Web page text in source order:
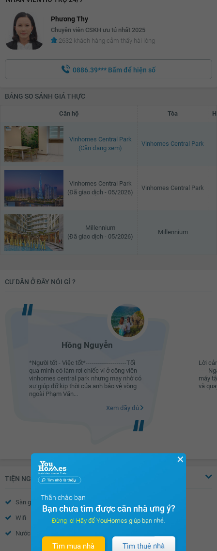
Phương Thy
Chuyên viên CSKH ưu tú nhất 2025
2632 khách hàng cảm thấy hài lòng
0886.39*** Bấm để hiện số
BẢNG SO SÁNH GIÁ THỰC
Căn hộ Tòa
Vinhomes Central Park
(Căn đang xem)
Vinhomes Central Park
Vinhomes Central Park
(Đã giao dịch - 05/2026)
Vinhomes Central Park
Millennium
(Đã giao dịch - 05/2026)
Millennium
CƯ DÂN Ở ĐÂY NÓI GÌ ?
Hồng Nguyễn
*Người tốt - Việc tốt*---------------------Tối
qua mình có làm rơi chiếc ví ở công viên
vinhomes central park nhưng may nhờ có
sự giúp đỡ kịp thời của anh bảo vệ vòng
ngoài Phạm Văn...
Xem đầy đủ
Lời
-----
máy
và
TIỆN NGHI
Sàn gỗ
Wifi Truyền hình Cáp
Nước nóng
Xem thêm
✕
Thân chào bạn
Bạn chưa tìm được căn nhà ưng ý?
Đừng lo! Hãy để YouHomes giúp bạn nhé.
Tìm mua nhà Tìm thuê nhà